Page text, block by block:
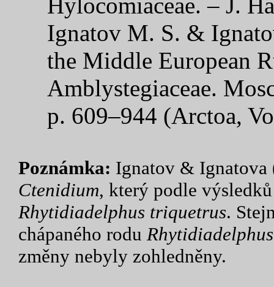
Ignatov M. S. &
the Middle European
Amblystegiaceae.
p. 609–944 (Arctoa,
Poznámka: Ignatov & Ignatova
Ctenidium, který podle
Rhytidiadelphus triquetrus.
chápaného rodu Rhytidiadelphus
změny nebyly zohledněny.